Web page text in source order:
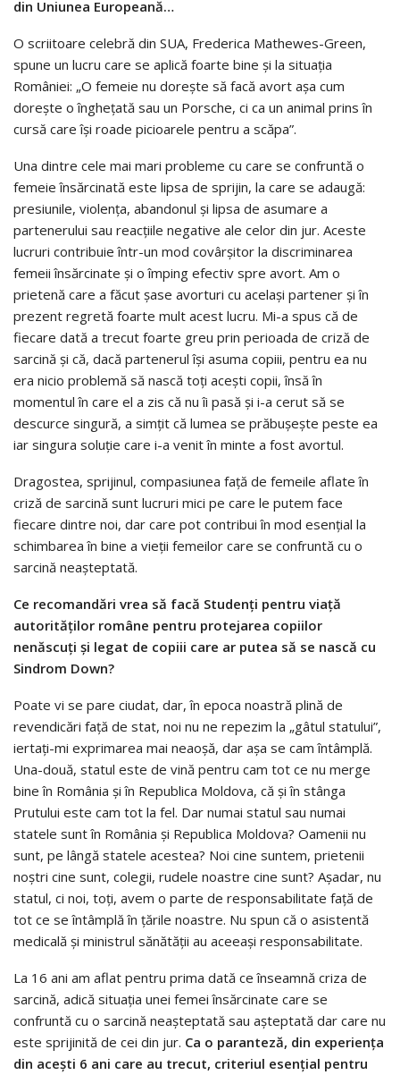
din Uniunea Europeană…
O scriitoare celebră din SUA, Frederica Mathewes-Green,
spune un lucru care se aplică foarte bine şi la situaţia
României: „O femeie nu doreşte să facă avort aşa cum
doreşte o îngheţată sau un Porsche, ci ca un animal prins în
cursă care îşi roade picioarele pentru a scăpa”.
Una dintre cele mai mari probleme cu care se confruntă o
femeie însărcinată este lipsa de sprijin, la care se adaugă:
presiunile, violenţa, abandonul şi lipsa de asumare a
partenerului sau reacţiile negative ale celor din jur. Aceste
lucruri contribuie într-un mod covârşitor la discriminarea
femeii însărcinate şi o împing efectiv spre avort. Am o
prietenă care a făcut şase avorturi cu acelaşi partener şi în
prezent regretă foarte mult acest lucru. Mi-a spus că de
fiecare dată a trecut foarte greu prin perioada de criză de
sarcină şi că, dacă partenerul îşi asuma copiii, pentru ea nu
era nicio problemă să nască toţi aceşti copii, însă în
momentul în care el a zis că nu îi pasă şi i-a cerut să se
descurce singură, a simţit că lumea se prăbuşeşte peste ea
iar singura soluţie care i-a venit în minte a fost avortul.
Dragostea, sprijinul, compasiunea faţă de femeile aflate în
criză de sarcină sunt lucruri mici pe care le putem face
fiecare dintre noi, dar care pot contribui în mod esenţial la
schimbarea în bine a vieţii femeilor care se confruntă cu o
sarcină neaşteptată.
Ce recomandări vrea să facă Studenţi pentru viaţă
autorităţilor române pentru protejarea copiilor
nenăscuţi şi legat de copiii care ar putea să se nască cu
Sindrom Down?
Poate vi se pare ciudat, dar, în epoca noastră plină de
revendicări faţă de stat, noi nu ne repezim la „gâtul statului”,
iertaţi-mi exprimarea mai neaoşă, dar aşa se cam întâmplă.
Una-două, statul este de vină pentru cam tot ce nu merge
bine în România şi în Republica Moldova, că şi în stânga
Prutului este cam tot la fel. Dar numai statul sau numai
statele sunt în România şi Republica Moldova? Oamenii nu
sunt, pe lângă statele acestea? Noi cine suntem, prietenii
noştri cine sunt, colegii, rudele noastre cine sunt? Aşadar, nu
statul, ci noi, toţi, avem o parte de responsabilitate faţă de
tot ce se întâmplă în ţările noastre. Nu spun că o asistentă
medicală şi ministrul sănătăţii au aceeaşi responsabilitate.
La 16 ani am aflat pentru prima dată ce înseamnă criza de
sarcină, adică situaţia unei femei însărcinate care se
confruntă cu o sarcină neaşteptată sau aşteptată dar care nu
este sprijinită de cei din jur. Ca o paranteză, din experienţa
din aceşti 6 ani care au trecut, criteriul esenţial pentru